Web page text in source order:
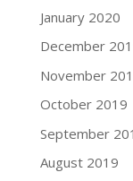
January 2020
December
November
October 2019
September
August 2019